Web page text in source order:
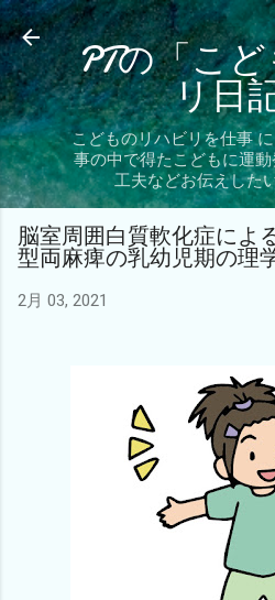
スキップしてメイン
PTの「こ
リ日
こどものリハビリを仕事
事の中で得たこどもに運
工夫などお伝えした
脳室周囲白質軟化症によ
型両麻痺の乳幼児期の理
2月 03, 2021